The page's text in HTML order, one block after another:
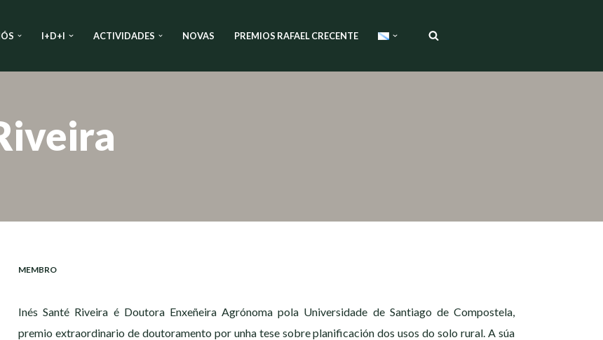
I+D+I ACTIVIDADES NOVAS PREMIOS RAFAEL CRECENTE
MEMBRO
Inés Santé Riveira é Doutora Enxeñeira Agrónoma pola Universidade de Santiago de Compostela,
premio extraordinario de doutoramento por unha tese sobre planificación dos usos do solo rural. A súa